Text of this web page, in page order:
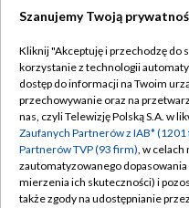
Abonament TVP
Emisja w TVP
Centrum informacji TVP
Naziemna Telewizja
Szanujemy Twoją
Kliknij "Akceptuję i przechodzę do
korzystanie z technologii
dostęp do informacji na Twoim
przechowywanie oraz na
nas, czyli Telewizję Polską S.A. w
Zaufanych Partnerów z IAB*
Partnerów TVP (93 firm), w
zautomatyzowanego
mierzenia ich skuteczności) i
także zgody na udostępnianie